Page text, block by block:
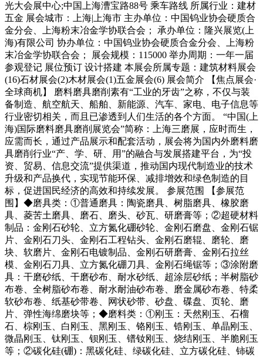
光大会展中心;中国上海漕宝路88号 乘车路线 所属行业：建材
五金 展会城市：上海|上海市 主办单位：中国钨业协会硬质合
金分会、上海粉末冶金学协联合会； 承办单位：隆兴展览(上
海)有限公司 协办单位：中国钨业协会硬质合金分会、上海粉
末冶金学协联合会； 展会规模：115000 举办周期：一年一届
参观登记 展位预订 设计搭建 本展会所属专题：建筑材料展会
(16)石材展会(2)木材展会(1)五金展会(6) 展会简介 【焦点展会·
全球商机】 磨料磨具磨削素有“工业的牙齿”之称，不仅与装
备制造、航空航天、船舶、新能源、汽车、家电、电子信息等
行业密切相关，而且已渗透到人们生活的各个方面。 “中国(上
海)国际磨料磨具磨削展览会”简称：上海三磨展，应时而生，
应需而长，通过产品展示和配套活动，展会将为国内外磨料磨
具磨削行业“产、学、研、用”的融合与发展搭建平台，为“投
资、贸易、信息交流”提供渠道，推动国内现代制造业的技术
升级和产品换代，实现节能环保、减排增效和绿色制造的目
标，促进国民经济的高效和持续发展。 参展范围 【参展范
围】◆磨具类：①普通磨具：陶瓷磨具、树脂磨具、橡胶磨
具、菱苦土磨具、磨石、磨头、砂瓦、研磨膏等；②超硬材料
制品：金刚石砂轮、立方氮化硼砂轮、金刚石磨盘、金刚石锯
片、金刚石刀头、金刚石工程钻头、金刚石磨辊、磨轮、磨
块、软磨片、金刚石电镀制品、金刚石研磨膏、金刚石拉丝
模、金刚石刀具、立方氮化硼刀具、金刚石绳锯等；③涂附磨
具：干磨砂纸、干磨砂布、耐水砂纸、超涂层砂纸；半树脂砂
布卷、全树脂砂布卷、耐水耐油砂布卷、磨金属砂布卷、特柔
软砂布卷、纸基砂带卷、网状砂带、砂盘、碟盘、页轮、磨
片、弹性海绵磨块等；◆磨料类：①刚玉：天然刚玉、石榴
石、棕刚玉、白刚玉、黑刚玉、铬刚玉、锆刚玉、单晶刚玉、
微晶刚玉、钛刚玉、钡刚玉、镨钕刚玉、烧结刚玉、半脆刚玉
等；②碳化硅(硼)：黑碳化硅、绿碳化硅、立方碳化硅、铈碳